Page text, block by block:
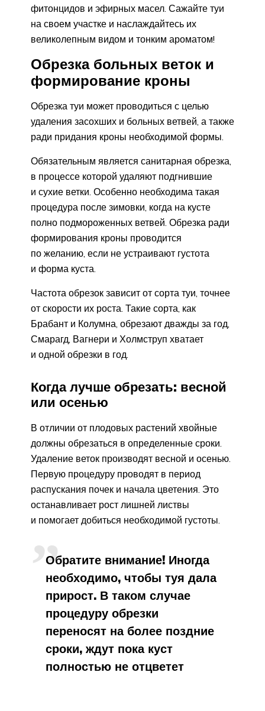
фитонцидов и эфирных масел. Сажайте туи
на своем участке и наслаждайтесь их
великолепным видом и тонким ароматом!
Обрезка больных веток и
формирование кроны
Обрезка туи может проводиться с целью
удаления засохших и больных ветвей, а также
ради придания кроны необходимой формы.
Обязательным является санитарная обрезка,
в процессе которой удаляют подгнившие
и сухие ветки. Особенно необходима такая
процедура после зимовки, когда на кусте
полно подмороженных ветвей. Обрезка ради
формирования кроны проводится
по желанию, если не устраивают густота
и форма куста.
Частота обрезок зависит от сорта туи, точнее
от скорости их роста. Такие сорта, как
Брабант и Колумна, обрезают дважды за год,
Смарагд, Вагнери и Холмструп хватает
и одной обрезки в год.
Когда лучше обрезать: весной
или осенью
В отличии от плодовых растений хвойные
должны обрезаться в определенные сроки.
Удаление веток производят весной и осенью.
Первую процедуру проводят в период
распускания почек и начала цветения. Это
останавливает рост лишней листвы
и помогает добиться необходимой густоты.
Обратите внимание! Иногда
необходимо, чтобы туя дала
прирост. В таком случае
процедуру обрезки
переносят на более поздние
сроки, ждут пока куст
полностью не отцветет